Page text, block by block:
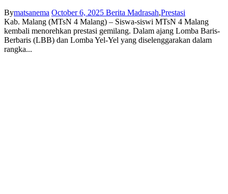
Bymatsanema October 6, 2025 Berita Madrasah,Prestasi
Kab. Malang (MTsN 4 Malang) – Siswa-siswi MTsN 4 Malang
kembali menorehkan prestasi gemilang. Dalam ajang Lomba Baris-
Berbaris (LBB) dan Lomba Yel-Yel yang diselenggarakan dalam
rangka...